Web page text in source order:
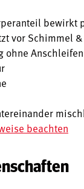
bewirkt
vor Schimmel
ohne Anschleifen
beachten